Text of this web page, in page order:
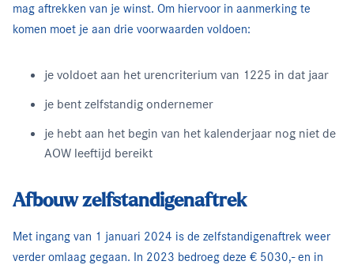
mag aftrekken van je winst. Om hiervoor in aanmerking te
komen moet je aan drie voorwaarden voldoen:
je voldoet aan het urencriterium van 1225 in dat jaar
je bent zelfstandig ondernemer
je hebt aan het begin van het kalenderjaar nog niet de
AOW leeftijd bereikt
Afbouw zelfstandigenaftrek
Met ingang van 1 januari 2024 is de zelfstandigenaftrek weer
verder omlaag gegaan. In 2023 bedroeg deze € 5030,- en in